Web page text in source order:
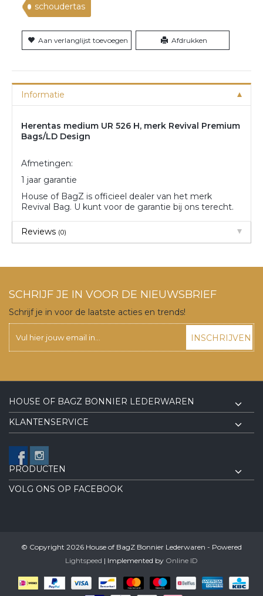
schoudertas
Aan verlanglijst toevoegen Afdrukken
Informatie
Herentas medium UR 526 H, merk Revival Premium
Bags/LD Design
Afmetingen:
1 jaar garantie
House of BagZ is officieel dealer van het merk
Revival Bag. U kunt voor de garantie bij ons terecht.
Reviews (0)
SCHRIJF JE IN VOOR DE NIEUWSBRIEF
Schrijf je in voor de laatste acties en trends!
INSCHRIJVEN
HOUSE OF BAGZ BONNIER LEDERWAREN
KLANTENSERVICE
PRODUCTEN
VOLG ONS OP FACEBOOK
© Copyright 2026 House of BagZ Bonnier Lederwaren - Powered
Lightspeed | Implemented by Online ID